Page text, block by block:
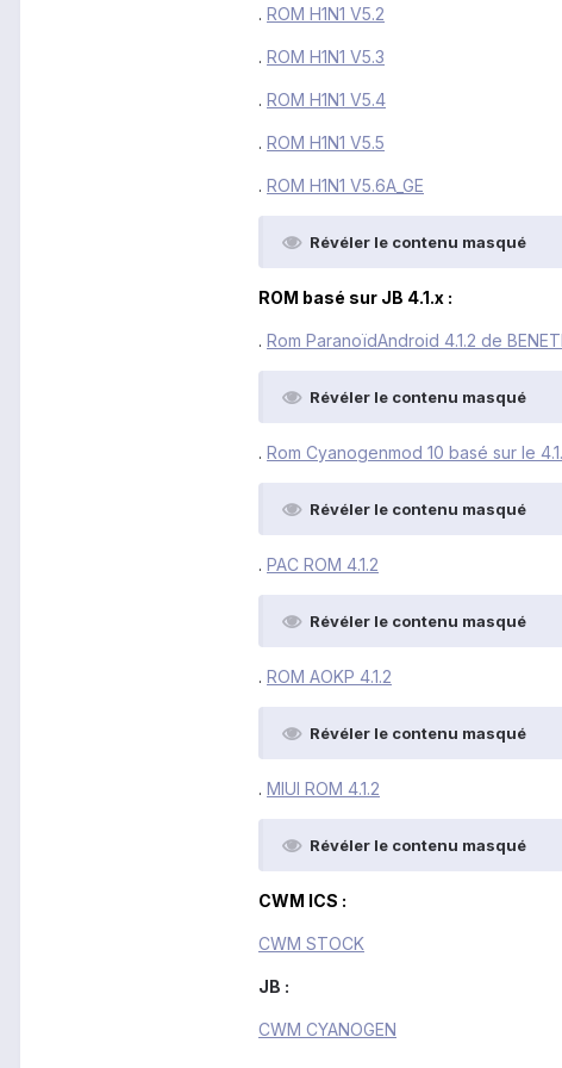
. ROM H1N1 V5.2
. ROM H1N1 V5.3
. ROM H1N1 V5.4
. ROM H1N1 V5.5
. ROM H1N1 V5.6A_GE
Révéler le contenu masqué
ROM basé sur JB 4.1.x :
. Rom ParanoïdAndroid 4.1.2 de
Révéler le contenu masqué
. Rom Cyanogenmod 10 basé sur le
Révéler le contenu masqué
. PAC ROM 4.1.2
Révéler le contenu masqué
. ROM AOKP 4.1.2
Révéler le contenu masqué
. MIUI ROM 4.1.2
Révéler le contenu masqué
CWM ICS :
CWM STOCK
JB :
CWM CYANOGEN